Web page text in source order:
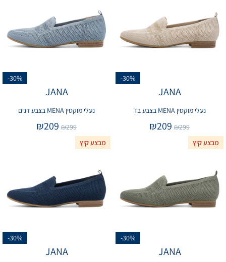
-30%
JANA
נעלי מוקסין MENA בצבע בז׳
₪299
₪209
-30%
JANA
נעלי מוקסין MENA בצבע דנים
₪299
₪209
מבצע קיץ
-30%
JANA
מבצע קיץ
-30%
JANA